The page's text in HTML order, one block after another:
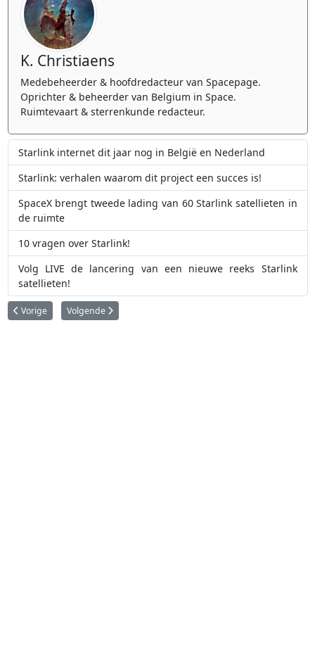
K. Christiaens
Medebeheerder & hoofdredacteur van Spacepage.
Oprichter & beheerder van Belgium in Space.
Ruimtevaart & sterrenkunde redacteur.
Starlink internet dit jaar nog in België en Nederland
Starlink: verhalen waarom dit project een succes is!
SpaceX brengt tweede lading van 60 Starlink satellieten in
de ruimte
10 vragen over Starlink!
Volg LIVE de lancering van een nieuwe reeks Starlink
satellieten!
Vorig artikel: SpaceX maakt zich klaar voor vierde Starship testvlucht
Vorige Volgende artikel: SpaceX brengt twee Europese Galileo-
Volgende